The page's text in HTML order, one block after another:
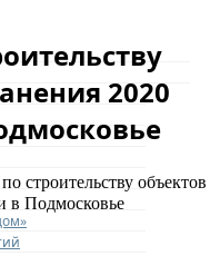
2020
строительству объектов
в Подмосковье